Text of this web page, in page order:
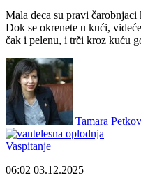
Mala deca su pravi
Dok se okrenete u kući,
čak i pelenu, i trči kroz kuću
Tamara
Vaspitanje
06:02 03.12.2025